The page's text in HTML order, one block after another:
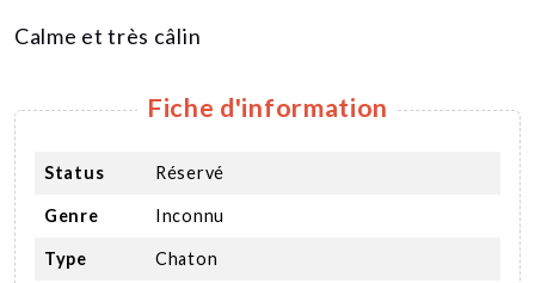
Calme et très câlin
Fiche d'information
Status Réservé
Genre Inconnu
Type Chaton